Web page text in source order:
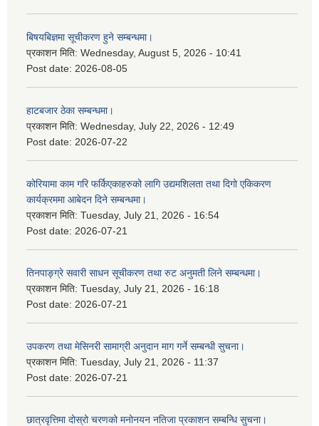
बिषयबिज्ञमा सूचीकरण हुने सम्बन्धमा।
प्रकाशन मिति: Wednesday, August 5, 2026 - 10:41
Post date: 2026-08-05
हाटबजार ठेका सम्बन्धमा।
प्रकाशन मिति: Wednesday, July 22, 2026 - 12:49
Post date: 2026-07-22
कोरियामा काम गरि फर्किएकाहरुको लागि उद्यमशिलता तथा दिगो एकिकरण
कार्यक्रममा आबेदन दिने सम्बन्धमा।
प्रकाशन मिति: Tuesday, July 21, 2026 - 16:54
Post date: 2026-07-21
तिनपाङ्ग्रे सवारी साधन सूचीकरण तथा रुट अनुमती लिने सम्बन्धमा।
प्रकाशन मिति: Tuesday, July 21, 2026 - 16:18
Post date: 2026-07-21
उपकरण तथा मेसिनरी सामाग्री अनुदान माग गर्ने सम्बन्धी सुचना।
प्रकाशन मिति: Tuesday, July 21, 2026 - 11:37
Post date: 2026-07-21
छात्रवृत्तिमा दोस्रो चरणको मनोनयन नतिजा प्रकाशन सम्बन्धि सुचना।